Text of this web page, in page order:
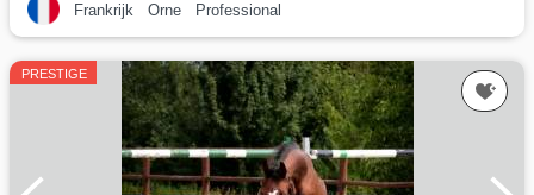
Frankrijk Orne Professional
PRESTIGE